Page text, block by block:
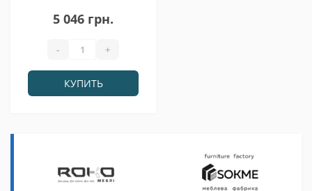
стиль
5 046 грн.
- +
КУПИТЬ